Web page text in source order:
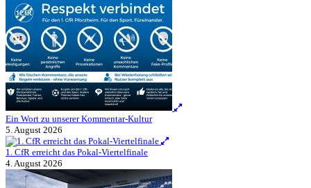
Ein Wort zu unserer Kommentar-Kultur
5. August 2026
1. CfR erreicht das Pokal-Viertelfinale
4. August 2026